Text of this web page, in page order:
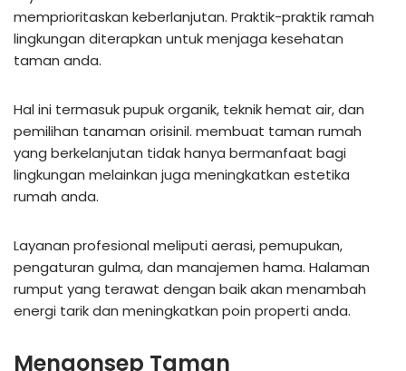
memprioritaskan keberlanjutan. Praktik-praktik ramah
lingkungan diterapkan untuk menjaga kesehatan
taman anda.
Hal ini termasuk pupuk organik, teknik hemat air, dan
pemilihan tanaman orisinil. membuat taman rumah
yang berkelanjutan tidak hanya bermanfaat bagi
lingkungan melainkan juga meningkatkan estetika
rumah anda.
Layanan profesional meliputi aerasi, pemupukan,
pengaturan gulma, dan manajemen hama. Halaman
rumput yang terawat dengan baik akan menambah
energi tarik dan meningkatkan poin properti anda.
Mengonsep Taman